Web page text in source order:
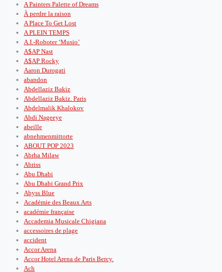
A Painters Palette of Dreams
À perdre la raison
A Place To Get Lost
A PLEIN TEMPS
A.I.-Roboter ‘Musio’
A$AP Nast
A$AP Rocky
Aaron Durogati
abandon
Abdellaziz Bakiz
Abdellaziz Bakiz. Paris
Abdelmalik Khalokov
Abdi Nageeye
abeille
abnehmenmittorte
ABOUT POP 2023
Abrha Milaw
Abriss
Abu Dhabi
Abu Dhabi Grand Prix
Abyss Blue
Académie des Beaux Arts
académie française
Accademia Musicale Chigiana
accessoires de plage
accident
Accor Arena
Accor Hotel Arena de Paris Bercy.
Ach